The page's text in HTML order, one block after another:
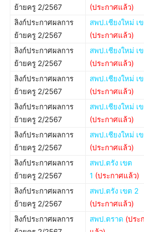
ย้ายครู 2/2567
(ประกาศแล้ว)
ลิงก์ประกาศผลการ
ย้ายครู 2/2567
สพป.เชียงใหม่ เ
(ประกาศแล้ว)
ลิงก์ประกาศผลการ
ย้ายครู 2/2567
สพป.เชียงใหม่ เ
(ประกาศแล้ว)
ลิงก์ประกาศผลการ
ย้ายครู 2/2567
สพป.เชียงใหม่ เ
(ประกาศแล้ว)
ลิงก์ประกาศผลการ
ย้ายครู 2/2567
สพป.เชียงใหม่ เ
(ประกาศแล้ว)
ลิงก์ประกาศผลการ
ย้ายครู 2/2567
สพป.เชียงใหม่ เ
(ประกาศแล้ว)
ลิงก์ประกาศผลการ
ย้ายครู 2/2567
สพป.ตรัง เขต
1 (ประกาศแล้ว)
ลิงก์ประกาศผลการ
ย้ายครู 2/2567
สพป.ตรัง เขต 2
(ประกาศแล้ว)
ลิงก์ประกาศผลการ
สพป.ตราด (ประ